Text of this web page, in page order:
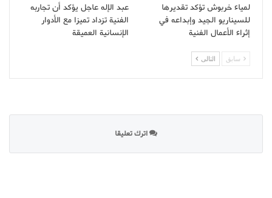
لمياء خربوش تؤكد تقديرها
للسيناريو الجيد وإبداعه في
إثراء الأعمال الفنية
عبد الإله عاجل يؤكد أن تجاربه
الفنية تزداد تميزا مع الأدوار
الإنسانية العميقة
سابق التالى
اترك تعليقا